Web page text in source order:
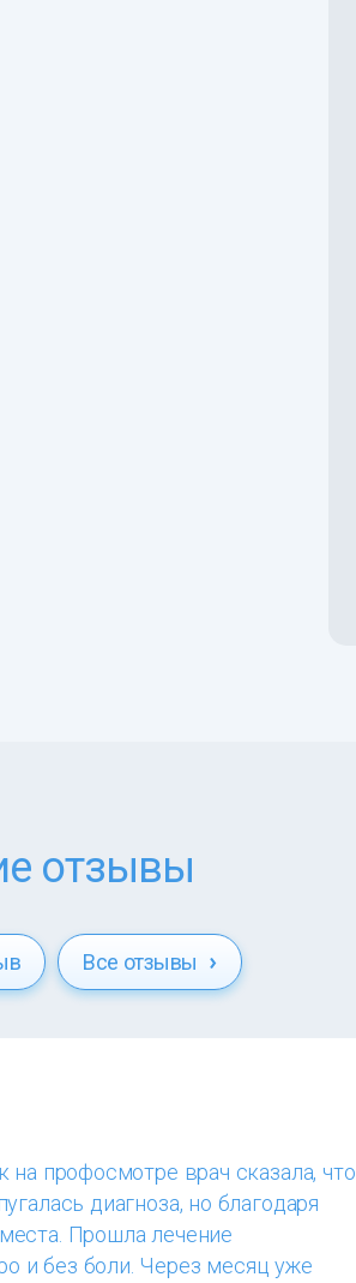
отзывы
Все отзывы
на профосмотре врач сказала, что
диагноза, но благодаря
Прошла лечение
и без боли. Через месяц уже